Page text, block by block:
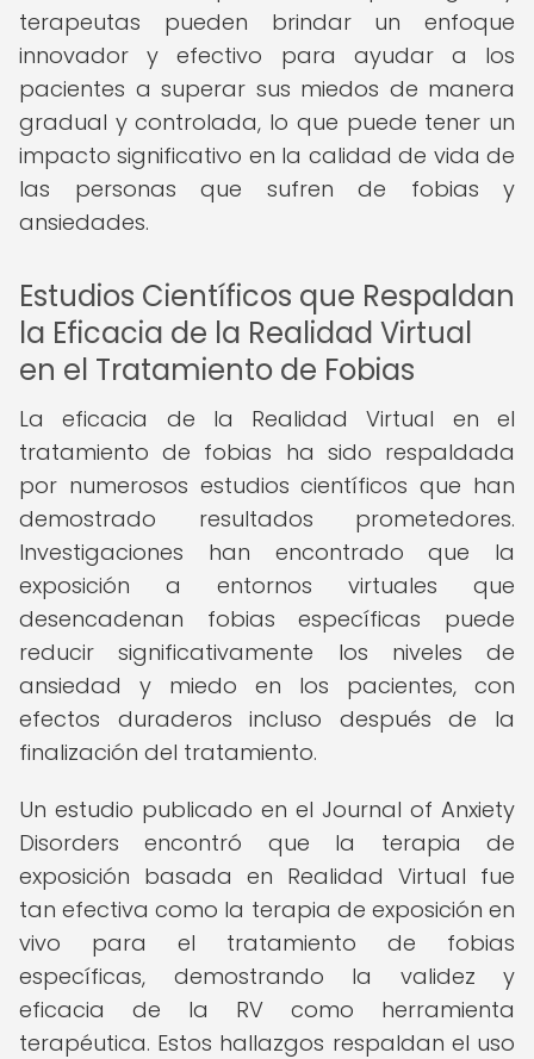
terapeutas pueden brindar un enfoque
innovador y efectivo para ayudar a los
pacientes a superar sus miedos de manera
gradual y controlada, lo que puede tener un
impacto significativo en la calidad de vida de
las personas que sufren de fobias y
ansiedades.
Estudios Científicos que Respaldan
la Eficacia de la Realidad Virtual
en el Tratamiento de Fobias
La eficacia de la Realidad Virtual en el
tratamiento de fobias ha sido respaldada
por numerosos estudios científicos que han
demostrado resultados prometedores.
Investigaciones han encontrado que la
exposición a entornos virtuales que
desencadenan fobias específicas puede
reducir significativamente los niveles de
ansiedad y miedo en los pacientes, con
efectos duraderos incluso después de la
finalización del tratamiento.
Un estudio publicado en el Journal of Anxiety
Disorders encontró que la terapia de
exposición basada en Realidad Virtual fue
tan efectiva como la terapia de exposición en
vivo para el tratamiento de fobias
específicas, demostrando la validez y
eficacia de la RV como herramienta
terapéutica. Estos hallazgos respaldan el uso